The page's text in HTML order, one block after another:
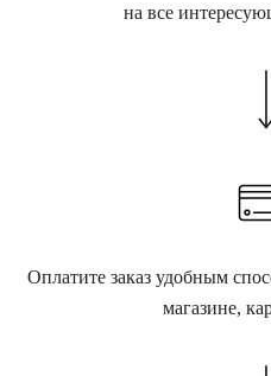
на все
Оплатите заказ удобным
магазине,